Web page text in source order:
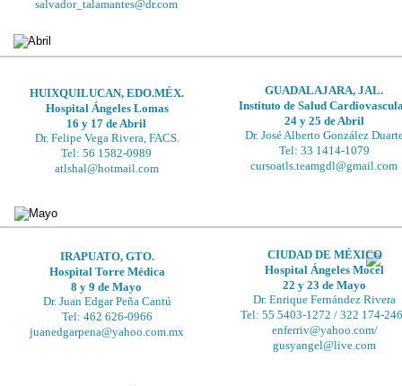
HUIXQUILUCAN, EDO.MÉX.
Hospital Ángeles Lomas
16 y 17 de Abril
Dr. Felipe Vega Rivera, FACS.
Tel: 56 1582-0989
atlshal@hotmail.com
GUADALAJARA, JAL.
Instituto de Salud
24 y 25 de Abril
Dr. José Alberto González
Tel: 33 1414-1079
cursoatls.teamgdl@gmail.com
CIUDAD DE MÉXICO
Hospital Ángeles Mocel
22 y 23 de Mayo
Dr. Enrique Fernández Rivera
Tel: 55 5403-1272 / 322 174-
enferriv@yahoo.com/
gusyangel@live.com
IRAPUATO, GTO.
Hospital Torre Médica
8 y 9 de Mayo
Dr. Juan Edgar Peña Cantú
Tel: 462 626-0966
juanedgarpena@yahoo.com.mx
salvador_talamantes@dr.com